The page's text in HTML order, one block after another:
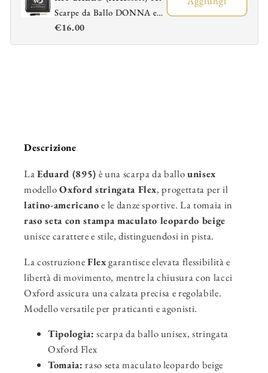
Print
Silk
Silk
Scarpe da Ballo DONNA e
UOMO - Sacchetto
Portascarpe + Spazzola
€16.00
Descrizione
LaEduard (895) è una scarpa da ballounisex
modelloOxford stringata Flex, progettata per il
latino-americanoe le danze sportive. La tomaia in
raso seta con stampa maculato leopardo beige
unisce carattere e stile, distinguendosi in pista.
La costruzioneFlexgarantisce elevata flessibilità e
libertà di movimento, mentre la chiusura con lacci
Oxford assicura una calzata precisa e regolabile.
Modello versatile per praticanti e agonisti.
Tipologia: scarpa da ballo unisex, stringata
Oxford Flex
Tomaia: raso seta maculato leopardo beige